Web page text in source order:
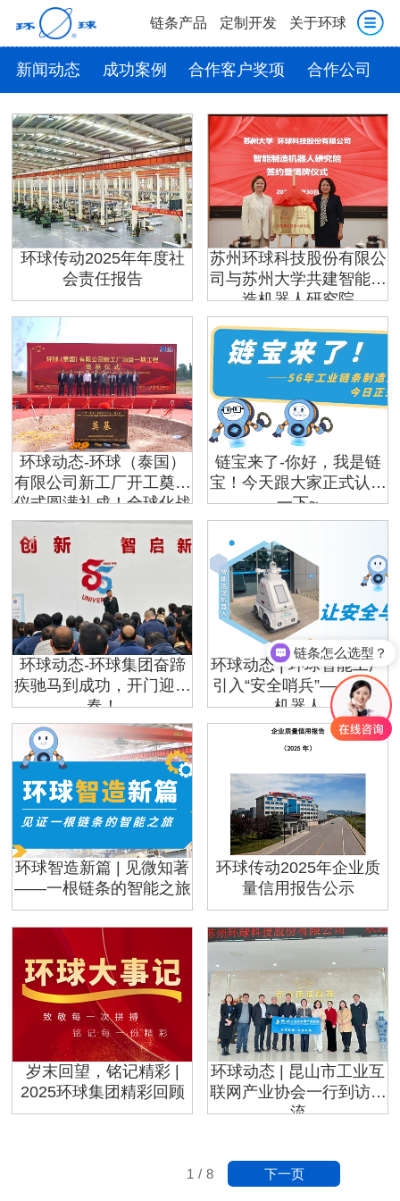
链条产品 定制开发 关于环球
新闻动态 成功案例 合作客户奖项 合作公司
环球传动2025年年度社
会责任报告
苏州环球科技股份有限公
司与苏州大学共建智能制
造机器人研究院
环球动态-环球（泰国）
有限公司新工厂开工奠基
仪式圆满礼成！全球化战
略迈出坚实一步
链宝来了-你好，我是链
宝！今天跟大家正式认识
一下~
环球动态-环球集团奋蹄
疾驰马到成功，开门迎新
春！
环球动态 | 环球智能工厂
引入“安全哨兵”——巡逻
机器人
环球智造新篇 | 见微知著
——一根链条的智能之旅
环球传动2025年企业质
量信用报告公示
岁末回望，铭记精彩 |
2025环球集团精彩回顾
环球动态 | 昆山市工业互
联网产业协会一行到访交
流
1 / 8 下一页
链条怎么选型？